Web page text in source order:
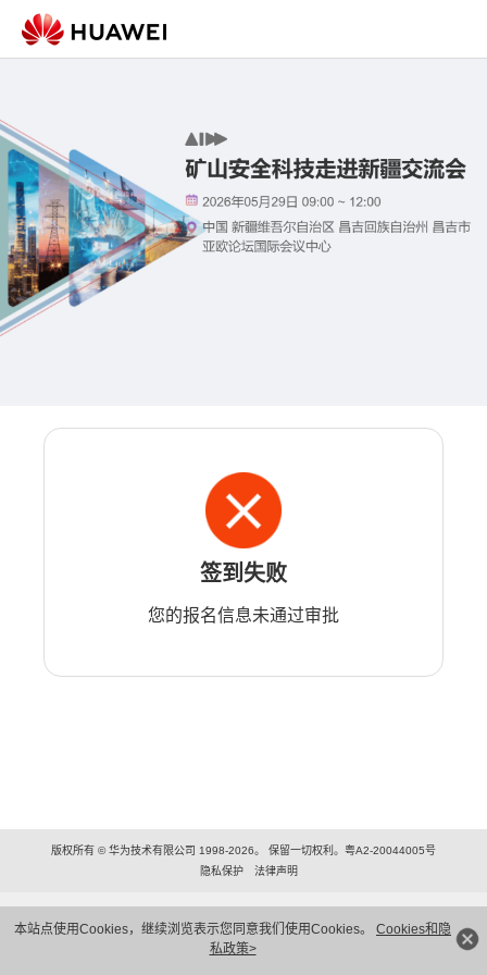
本站点使用Cookies，继续浏览表示您同意我们使用Cookies。 Cookies和隐
私政策>
签到失败
您的报名信息未通过审批
版权所有 © 华为技术有限公司 1998-2026。 保留一切权利。粤A2-20044005号
隐私保护
法律声明